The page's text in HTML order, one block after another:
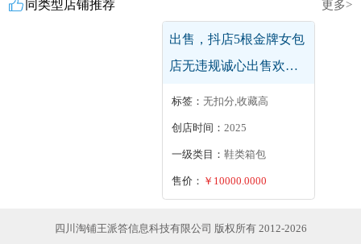
同类型店铺推荐 更多>
服饰出售，抖音服饰金
牌店，可以变更主体，
标签：本人出售
创店时间：2026
一级类目：服饰
售价：￥5000.0000
四川淘铺王派答信息科技有限公司 版权所有 2012-2026